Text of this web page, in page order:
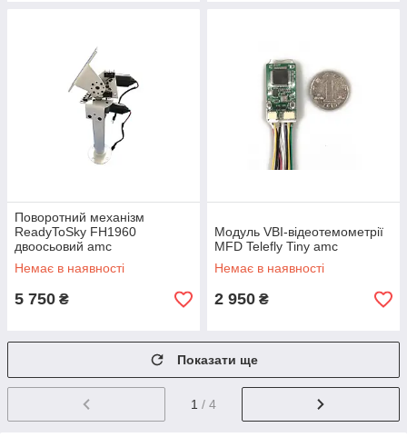
Поворотний механізм
ReadyToSky FH1960
двоосьовий amc
Немає в наявності
5 750 ₴
Модуль VBI-відеотемометрії
MFD Telefly Tiny amc
Немає в наявності
2 950 ₴
Показати ще
1 / 4